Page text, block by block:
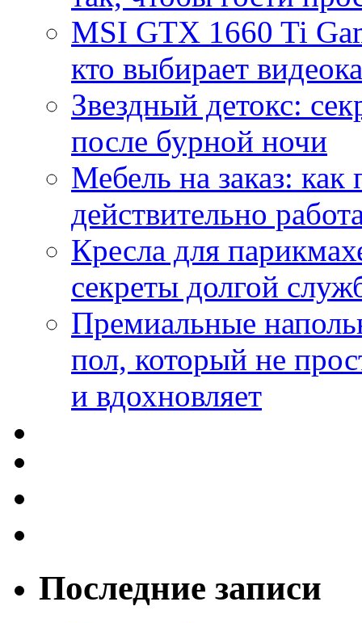
MSI GTX 1660 Ti
кто выбирает
Звездный детокс:
после бурной ночи
Мебель на заказ:
действительно
Кресла для
секреты долгой
Премиальные
пол, который не
и вдохновляет
Последние записи